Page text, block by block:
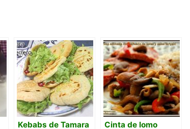
Kebabs de Tamara
Cinta de lomo